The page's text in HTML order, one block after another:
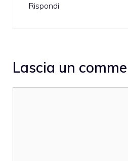
Rispondi
Lascia un